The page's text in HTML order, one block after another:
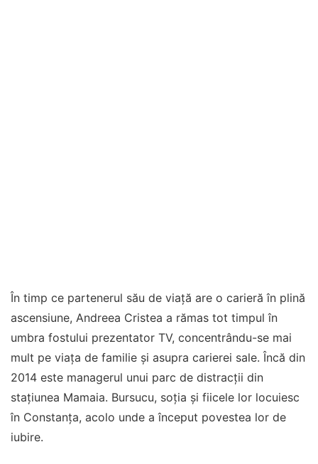
În timp ce partenerul său de viață are o carieră în plină
ascensiune, Andreea Cristea a rămas tot timpul în
umbra fostului prezentator TV, concentrându-se mai
mult pe viața de familie și asupra carierei sale. Încă din
2014 este managerul unui parc de distracții din
stațiunea Mamaia. Bursucu, soția și fiicele lor locuiesc
în Constanța, acolo unde a început povestea lor de
iubire.